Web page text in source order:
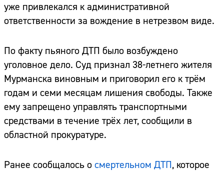
уже привлекался к административной
ответственности за вождение в нетрезвом виде.
По факту пьяного ДТП было возбуждено
уголовное дело. Суд признал 38-летнего жителя
Мурманска виновным и приговорил его к трём
годам и семи месяцам лишения свободы. Также
ему запрещено управлять транспортными
средствами в течение трёх лет, сообщили в
областной прокуратуре.
Ранее сообщалось о смертельном ДТП, которое